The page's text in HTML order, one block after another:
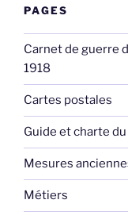
PAGES
Carnet de guerre
1918
Cartes postales
Guide et charte
Mesures
Métiers